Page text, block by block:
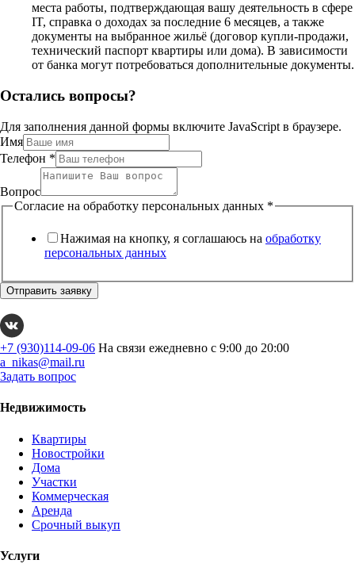
места работы, подтверждающая вашу деятельность в сфере
IT, справка о доходах за последние 6 месяцев, а также
документы на выбранное жильё (договор купли-продажи,
технический паспорт квартиры или дома). В зависимости
от банка могут потребоваться дополнительные документы.
Остались вопросы?
Для заполнения данной формы включите JavaScript в браузере.
Имя
Телефон *
Вопрос
Согласие на обработку персональных данных *
Нажимая на кнопку, я соглашаюсь на обработку
персональных данных
Отправить заявку
+7 (930)114-09-06 На связи ежедневно с 9:00 до 20:00
a_nikas@mail.ru
Задать вопрос
Недвижимость
Квартиры
Новостройки
Дома
Участки
Коммерческая
Аренда
Срочный выкуп
Услуги